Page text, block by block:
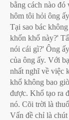
bằng cách nào
hôm tôi hỏi ông
Tại sao bác
khốn khổ này?'
nói cái gì?' Ông
của ông ấy. Với
nhất nghĩ về việc
khổ không bao
được. Khổ tạo ra
nó. Cõi trời là
Vấn đề chỉ là